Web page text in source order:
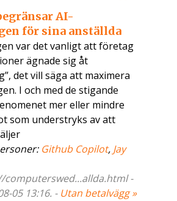
AI-
för sina anställda
var det vanligt att företag
ägnade sig åt
det vill säga att maximera
I och med de stigande
mer eller mindre
som understryks av att
Github Copilot, Jay
computerswed...allda.html -
05 13:16. - Utan betalvägg »